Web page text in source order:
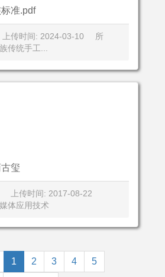
准.pdf
上传时间: 2024-03-10
所
传统手工...
玺
上传时间: 2017-08-22
体应用技术
1 2 3 4 5